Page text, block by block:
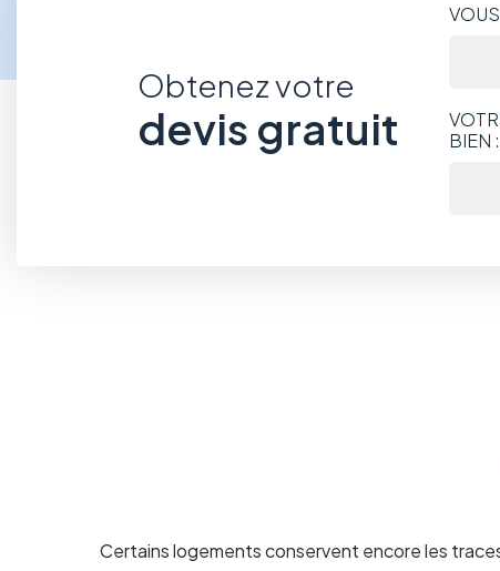
Obtenez votre
devis gratuit
BIEN :
Certains logements conservent encore les